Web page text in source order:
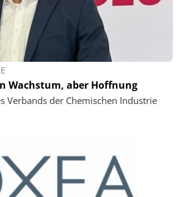
Wachstum, aber Hoffnung
Verbands der Chemischen Industrie